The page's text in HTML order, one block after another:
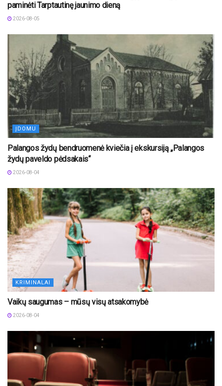
paminėti Tarptautinę jaunimo dieną
2026-08-05
ĮDOMU
Palangos žydų bendruomenė kviečia į ekskursiją „Palangos
žydų paveldo pėdsakais“
2026-08-04
KRIMINALAI
Vaikų saugumas – mūsų visų atsakomybė
2026-08-04